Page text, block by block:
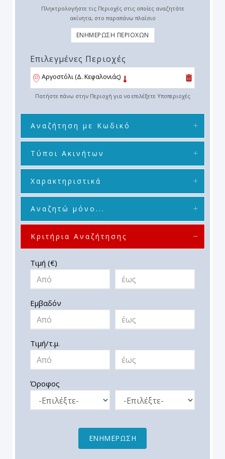
Πληκτρολογήστε τις Περιοχές στις οποίες αναζητάτε
ακίνητα, στο παραπάνω πλαίσιο
ΕΝΗΜΕΡΩΣΗ ΠΕΡΙΟΧΩΝ
Επιλεγμένες Περιοχές
Αργοστόλι (Δ. Κεφαλονιάς)
Πατήστε πάνω στην Περιοχή για να επιλέξετε Υποπεριοχές
Αναζήτηση με Κωδικό
Τύποι Ακινήτων
Χαρακτηριστικά
Αναζητώ μόνο...
Κριτήρια Αναζήτησης
Τιμή (€)
Εμβαδόν
Τιμή/τ.μ.
Όροφος
ΕΝΗΜΕΡΩΣΗ